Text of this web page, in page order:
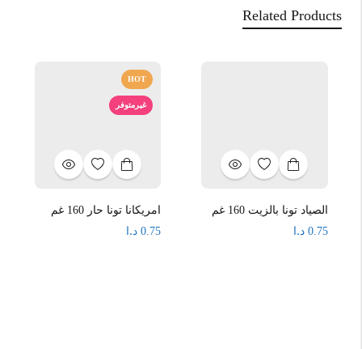
Related Products
الصياد تونا بالزيت 160 غم
0.75 د.ا
HOT
غيرمتوفر
امريكانا تونا حار 160 غم
0.75 د.ا